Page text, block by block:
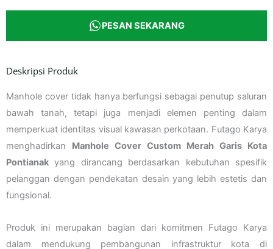
PESAN SEKARANG
Deskripsi Produk
Manhole cover tidak hanya berfungsi sebagai penutup saluran
bawah tanah, tetapi juga menjadi elemen penting dalam
memperkuat identitas visual kawasan perkotaan. Futago Karya
menghadirkan Manhole Cover Custom Merah Garis Kota
Pontianak yang dirancang berdasarkan kebutuhan spesifik
pelanggan dengan pendekatan desain yang lebih estetis dan
fungsional.
Produk ini merupakan bagian dari komitmen Futago Karya
dalam mendukung pembangunan infrastruktur kota di